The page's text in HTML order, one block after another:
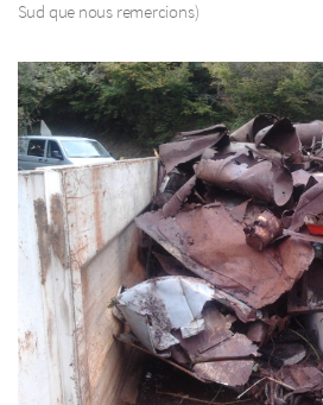
Sud que nous remercions)